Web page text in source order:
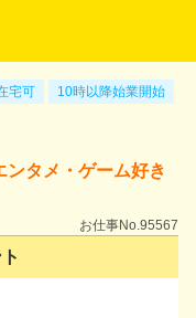
在宅可
ンタメ・ゲーム好
宅可
10時以降始業開始
ンタメ・ゲーム好き
お仕事No.95567